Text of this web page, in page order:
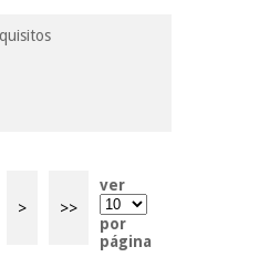
> >>
ver
por
página